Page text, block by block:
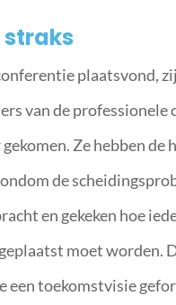
straks
plaatsvond,
van de professionele
Ze hebben de
de
en gekeken hoe
moet worden.
een toekomstvisie